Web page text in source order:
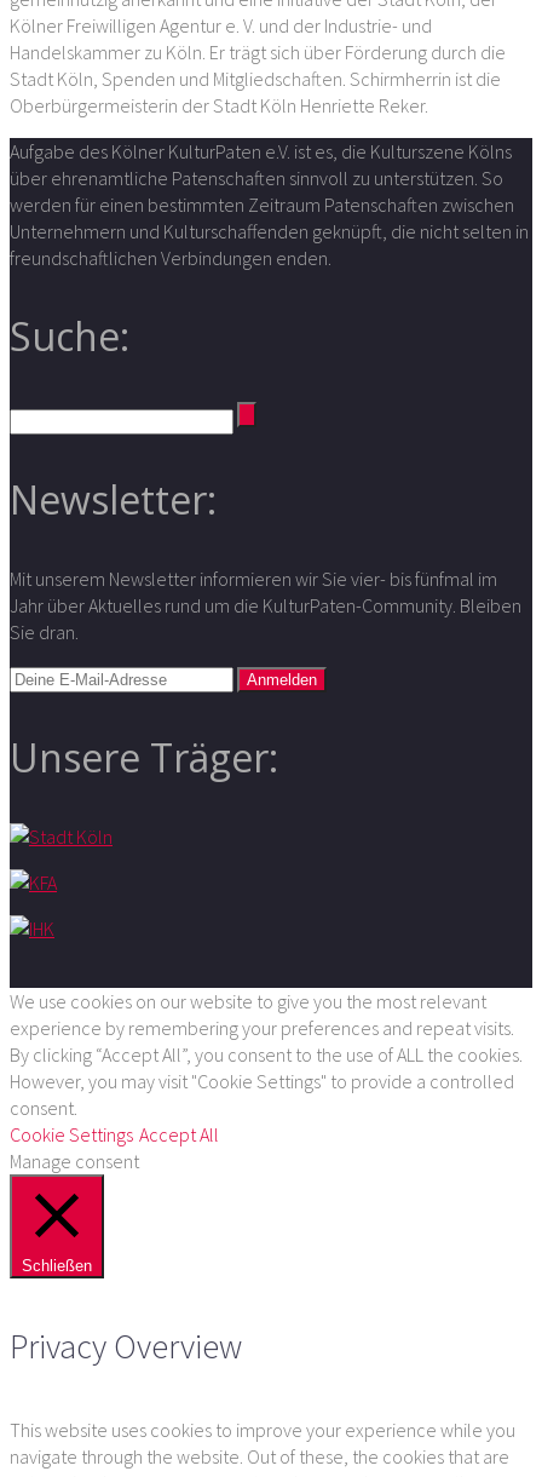
Kölner Freiwilligen Agentur e. V. und der Industrie- und
Handelskammer zu Köln. Er trägt sich über Förderung durch die
Stadt Köln, Spenden und Mitgliedschaften. Schirmherrin ist die
Oberbürgermeisterin der Stadt Köln Henriette Reker.
Aufgabe des Kölner KulturPaten e.V. ist es, die Kulturszene Kölns
über ehrenamtliche Patenschaften sinnvoll zu unterstützen. So
werden für einen bestimmten Zeitraum Patenschaften zwischen
Unternehmern und Kulturschaffenden geknüpft, die nicht selten in
freundschaftlichen Verbindungen enden.
Suche:
Newsletter:
Mit unserem Newsletter informieren wir Sie vier- bis fünfmal im
Jahr über Aktuelles rund um die KulturPaten-Community. Bleiben
Sie dran.
Unsere Träger:
We use cookies on our website to give you the most relevant
experience by remembering your preferences and repeat visits.
By clicking “Accept All”, you consent to the use of ALL the cookies.
However, you may visit "Cookie Settings" to provide a controlled
consent.
Cookie Settings Accept All
Manage consent
Schließen
Privacy Overview
This website uses cookies to improve your experience while you
navigate through the website. Out of these, the cookies that are